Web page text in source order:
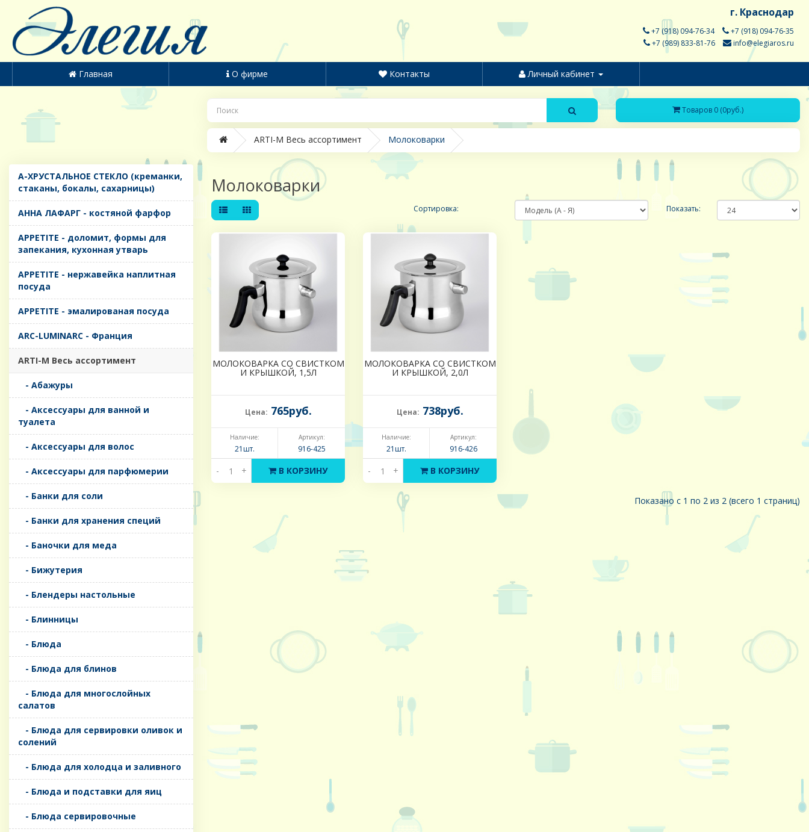
г. Краснодар
+7 (918) 094-76-34
+7 (918) 094-76-35
+7 (989) 833-81-76
info@elegiaros.ru
Главная О фирме Контакты Личный кабинет
Товаров 0 (0руб.)
ARTI-M Весь ассортимент Молоковарки
A-ХРУСТАЛЬНОЕ СТЕКЛО (креманки,
стаканы, бокалы, сахарницы)
AHHA ЛАФАРГ - костяной фарфор
APPETITE - доломит, формы для
запекания, кухонная утварь
APPETITE - нержавейка наплитная
посуда
APPETITE - эмалированая посуда
ARC-LUMINARC - Франция
ARTI-M Весь ассортимент
- Абажуры
- Аксессуары для ванной и
туалета
- Аксессуары для волос
- Аксессуары для парфюмерии
- Банки для соли
- Банки для хранения специй
- Баночки для меда
- Бижутерия
- Блендеры настольные
- Блинницы
- Блюда
- Блюда для блинов
- Блюда для многослойных
салатов
- Блюда для сервировки оливок и
солений
- Блюда для холодца и заливного
- Блюда и подставки для яиц
- Блюда сервировочные
Молоковарки
Сортировка: Показать:
МОЛОКОВАРКА СО СВИСТКОМ
И КРЫШКОЙ, 1,5Л
Цена: 765руб.
Наличие:
21шт.
Артикул:
916-425
- + В КОРЗИНУ
МОЛОКОВАРКА СО СВИСТКОМ
И КРЫШКОЙ, 2,0Л
Цена: 738руб.
Наличие:
21шт.
Артикул:
916-426
- + В КОРЗИНУ
Показано с 1 по 2 из 2 (всего 1 страниц)